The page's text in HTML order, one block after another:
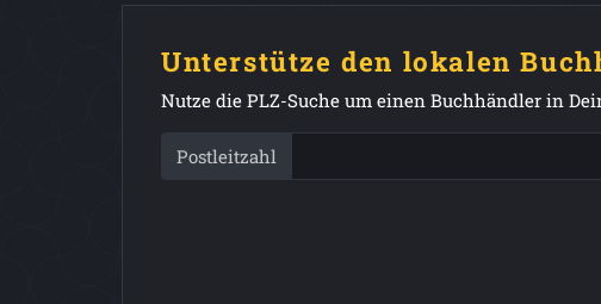
Unterstütze den lokalen
Nutze die PLZ-Suche um einen Buchhändler in
Postleitzahl